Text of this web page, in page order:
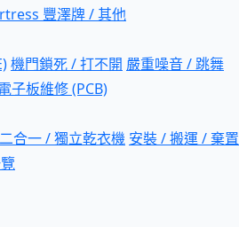
豐澤牌 / 其他
機門鎖死 / 打不開 嚴重噪音 / 跳舞
子板維修 (PCB)
二合一 / 獨立乾衣機 安裝 / 搬運 / 棄置